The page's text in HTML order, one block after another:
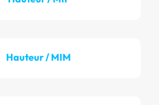
Hauteur / MIM